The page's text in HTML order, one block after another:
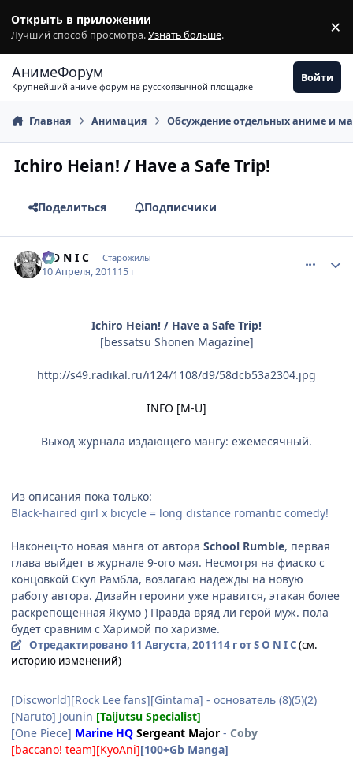
Открыть в приложении
Лучший способ просмотра.Узнать больше. ×
АнимеФорум
Крупнейший аниме-форум на русскоязычной площадке
Войти
Главная Анимация Обсуждение отдельных аниме и
Ichiro Heian! / Have a Safe Trip!
Поделиться Подписчики
S O N I C Старожилы
10 Апреля, 201115 г
Ichiro Heian! / Have a Safe Trip!
[bessatsu Shonen Magazine]
http://s49.radikal.ru/i124/1108/d9/58dcb53a2304.jpg
INFO [M-U]
Выход журнала издающего мангу: ежемесячный.
Из описания пока только:
Black-haired girl x bicycle = long distance romantic comedy!
Наконец-то новая манга от автора School Rumble, первая
глава выйдет в журнале 9-ого мая. Несмотря на фиаско с
концовкой Скул Рамбла, возлагаю надежды на новую
работу автора. Дизайн героини уже нравится, этакая более
раскрепощенная Якумо ) Правда вряд ли герой муж. пола
будет сравним с Харимой по харизме.
Отредактировано 11 Августа, 201114 гот S O N I C(см.
историю изменений)
[Discworld][Rock Lee fans][Gintama] - основатель (8)(5)(2)
[Naruto] Jounin [Taijutsu Specialist]
[One Piece] Marine HQ Sergeant Major - Coby
[baccano! team][KyoAni][100+Gb Manga]